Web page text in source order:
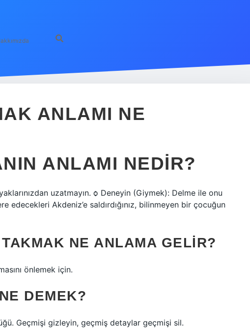
ANLAMI NE
ANLAMI NEDIR?
uzatmayın. ѻ Deneyin (Giymek): Delme ile onu
edecekleri Akdeniz’e saldırdığınız, bilinmeyen bir çocuğun
NE ANLAMA GELIR?
önlemek için.
DEMEK?
Geçmişi gizleyin, geçmiş detaylar geçmişi sil.